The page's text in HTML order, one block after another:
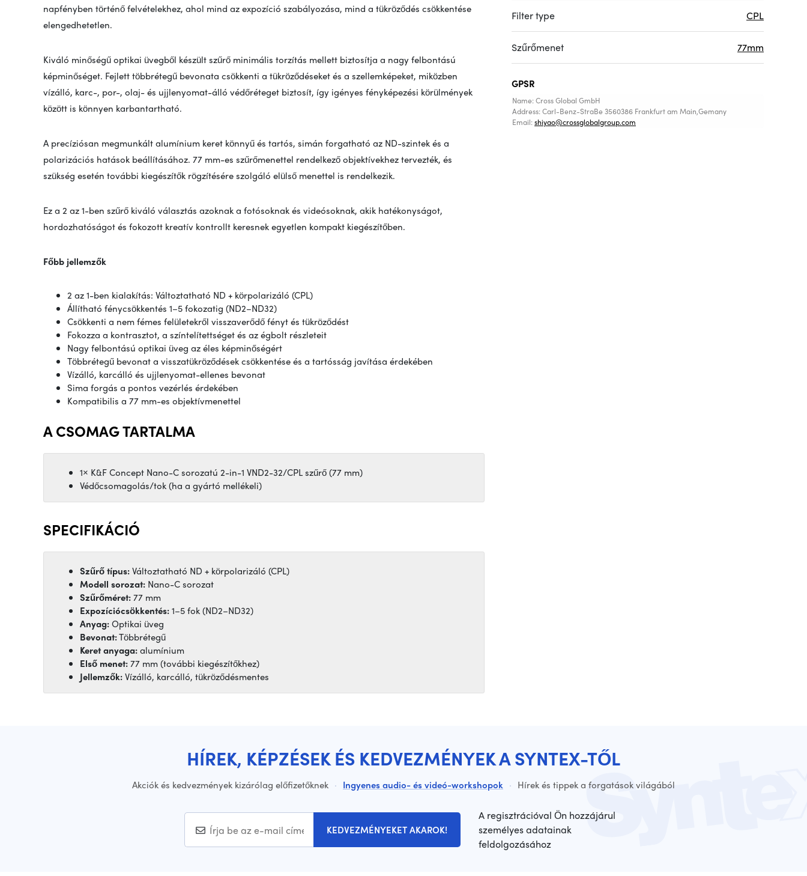
napfényben történő felvételekhez, ahol mind az expozíció szabályozása, mind a tükröződés csökkentése
elengedhetetlen.
Kiváló minőségű optikai üvegből készült szűrő minimális torzítás mellett biztosítja a nagy felbontású
képminőséget. Fejlett többrétegű bevonata csökkenti a tükröződéseket és a szellemképeket, miközben
vízálló, karc-, por-, olaj- és ujjlenyomat-álló védőréteget biztosít, így igényes fényképezési körülmények
között is könnyen karbantartható.
A precíziósan megmunkált alumínium keret könnyű és tartós, simán forgatható az ND-szintek és a
polarizációs hatások beállításához. 77 mm-es szűrőmenettel rendelkező objektívekhez tervezték, és
szükség esetén további kiegészítők rögzítésére szolgáló elülső menettel is rendelkezik.
Ez a 2 az 1-ben szűrő kiváló választás azoknak a fotósoknak és videósoknak, akik hatékonyságot,
hordozhatóságot és fokozott kreatív kontrollt keresnek egyetlen kompakt kiegészítőben.
Főbb jellemzők
2 az 1-ben kialakítás: Változtatható ND + körpolarizáló (CPL)
Állítható fénycsökkentés 1–5 fokozatig (ND2–ND32)
Csökkenti a nem fémes felületekről visszaverődő fényt és tükröződést
Fokozza a kontrasztot, a színtelítettséget és az égbolt részleteit
Nagy felbontású optikai üveg az éles képminőségért
Többrétegű bevonat a visszatükröződések csökkentése és a tartósság javítása érdekében
Vízálló, karcálló és ujjlenyomat-ellenes bevonat
Sima forgás a pontos vezérlés érdekében
Kompatibilis a 77 mm-es objektívmenettel
A CSOMAG TARTALMA
1× K&F Concept Nano-C sorozatú 2-in-1 VND2-32/CPL szűrő (77 mm)
Védőcsomagolás/tok (ha a gyártó mellékeli)
SPECIFIKÁCIÓ
Szűrő típus:Változtatható ND + körpolarizáló (CPL)
Modell sorozat: Nano-C sorozat
Szűrőméret:77 mm
Expozíciócsökkentés:1–5 fok (ND2–ND32)
Anyag:Optikai üveg
Bevonat:Többrétegű
Keret anyaga:alumínium
Első menet:77 mm (további kiegészítőkhez)
Jellemzők:Vízálló, karcálló, tükröződésmentes
Filter type CPL
Szűrőmenet 77mm
GPSR
Name: Cross Global GmbH
Address: Carl-Benz-StraBe 3560386 Frankfurt am Main,Gemany
Email:shiyao@crossglobalgroup.com
HÍREK, KÉPZÉSEK ÉS KEDVEZMÉNYEK A SYNTEX-TŐL
Akciók és kedvezmények kizárólag előfizetőknek · Ingyenes audio- és videó-workshopok · Hírek és tippek a forgatások világából
KEDVEZMÉNYEKET AKAROK!
A regisztrációval Ön hozzájárul
személyes adatainak
feldolgozásához